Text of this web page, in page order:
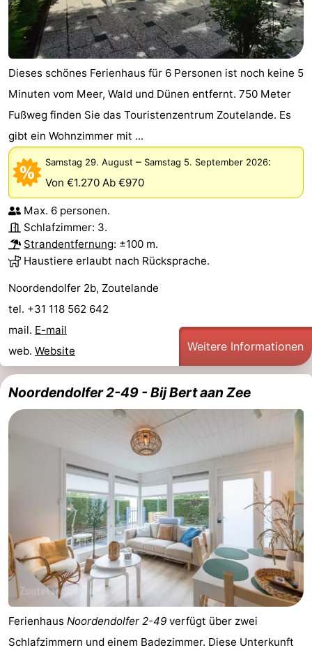
Dieses schönes Ferienhaus für 6 Personen ist noch keine 5
Minuten vom Meer, Wald und Dünen entfernt. 750 Meter
Fußweg finden Sie das Touristenzentrum Zoutelande. Es
gibt ein Wohnzimmer mit ...
Samstag 29. August – Samstag 5. September 2026:
Von €1.270 Ab €970
Max. 6 personen.
Schlafzimmer: 3.
Strandentfernung: ±100 m.
Haustiere erlaubt nach Rücksprache.
Noordendolfer 2b, Zoutelande
tel. +31 118 562 642
mail. E-mail
web. Website Weitere Informationen
Noordendolfer 2-49 - Bij Bert aan Zee
Ferienhaus Noordendolfer 2-49 verfügt über zwei
Schlafzimmern und einem Badezimmer. Diese Unterkunft